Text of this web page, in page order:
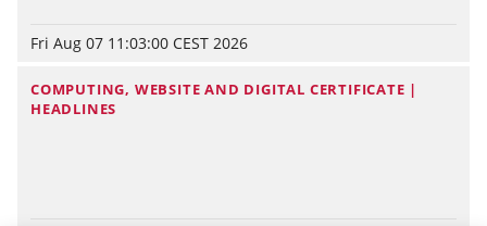
Fri Aug 07 11:03:00 CEST 2026
COMPUTING, WEBSITE AND DIGITAL CERTIFICATE |
HEADLINES